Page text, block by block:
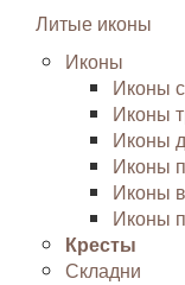
Литые иконы
Иконы
Иконы
Иконы
Иконы
Иконы
Иконы
Иконы
Кресты
Складни